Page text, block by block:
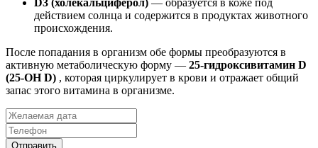
D3 (холекальциферол) — образуется в коже под
действием солнца и содержится в продуктах животного
происхождения.
После попадания в организм обе формы преобразуются в
активную метаболическую форму — 25-гидроксивитамин D
(25-ОН D) , которая циркулирует в крови и отражает общий
запас этого витамина в организме.